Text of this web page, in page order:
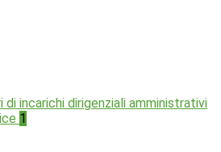
di incarichi dirigenziali amministrativi
1